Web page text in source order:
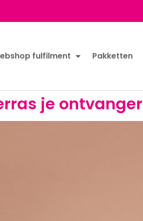
fulfilment Pakketten
je ontvanger